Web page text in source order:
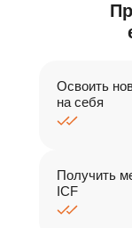
Освоить
на себя
Получить
ICF